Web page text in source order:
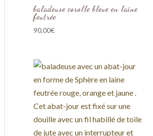
baladeuse corolle bleue en laine
feutrée
90,00€